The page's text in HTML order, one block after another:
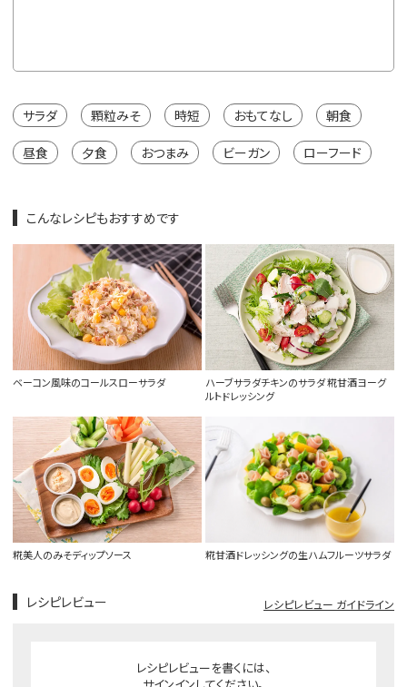
サラダ 顆粒みそ 時短 おもてなし 朝食
昼食 夕食 おつまみ ビーガン ローフード
こんなレシピもおすすめです
ベーコン風味のコールスローサラダ
ハーブサラダチキンのサラダ 糀甘酒ヨーグ
ルトドレッシング
糀美人のみそディップソース 糀甘酒ドレッシングの生ハムフルーツサラダ
レシピレビュー レシピレビュー ガイドライン
レシピレビューを書くには、
サインインしてください。